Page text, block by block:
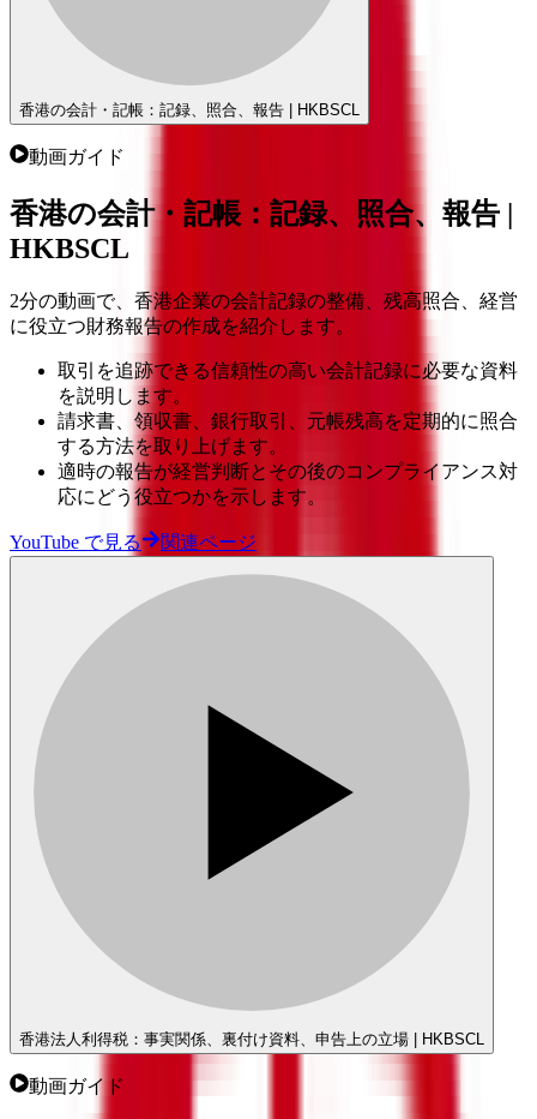
香港の会計・記帳：記録、照合、報告 | HKBSCL
動画ガイド
香港の会計・記帳：記録、照合、報告 |
HKBSCL
2分の動画で、香港企業の会計記録の整備、残高照合、経営
に役立つ財務報告の作成を紹介します。
取引を追跡できる信頼性の高い会計記録に必要な資料
を説明します。
請求書、領収書、銀行取引、元帳残高を定期的に照合
する方法を取り上げます。
適時の報告が経営判断とその後のコンプライアンス対
応にどう役立つかを示します。
YouTube で見る 関連ページ
香港法人利得税：事実関係、裏付け資料、申告上の立場 | HKBSCL
動画ガイド